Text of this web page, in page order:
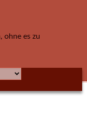
ohne es zu